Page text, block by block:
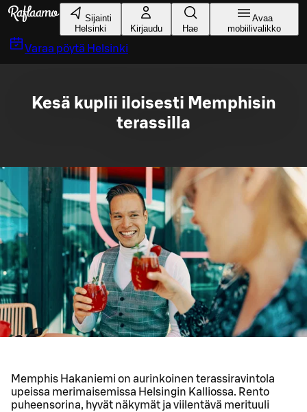
Siirry pääsisältöön
Sijainti
Helsinki
Kirjaudu Hae
Avaa
mobiilivalikko
Varaa pöytä Helsinki
Kesä kuplii iloisesti Memphisin
terassilla
Memphis Hakaniemi on aurinkoinen terassiravintola
upeissa merimaisemissa Helsingin Kalliossa. Rento
puheensorina, hyvät näkymät ja viilentävä merituuli